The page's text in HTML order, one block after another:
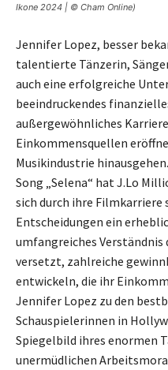
Ikone 2024 | © Cham Online)
Jennifer Lopez, besser
talentierte Tänzerin,
auch eine erfolgreiche
beeindruckendes
außergewöhnliches
Einkommensquellen
Musikindustrie
Song „Selena“ hat J.Lo
sich durch ihre Filmkarriere
Entscheidungen ein
umfangreiches Verständnis
versetzt, zahlreiche
entwickeln, die ihr
Jennifer Lopez zu den
Schauspielerinnen in
Spiegelbild ihres enormen
unermüdlichen